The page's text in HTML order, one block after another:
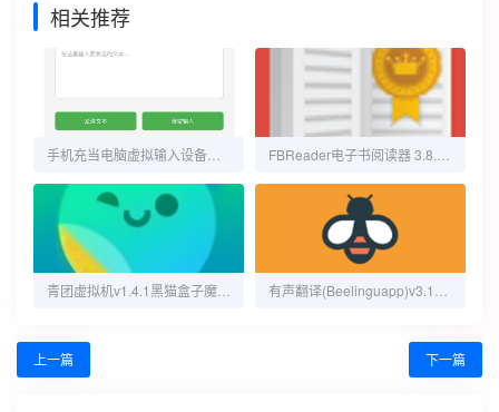
相关推荐
上一篇 下一篇